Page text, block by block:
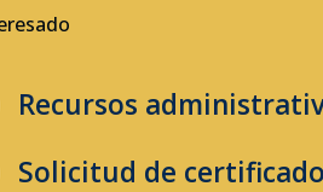
Recursos
Solicitud de